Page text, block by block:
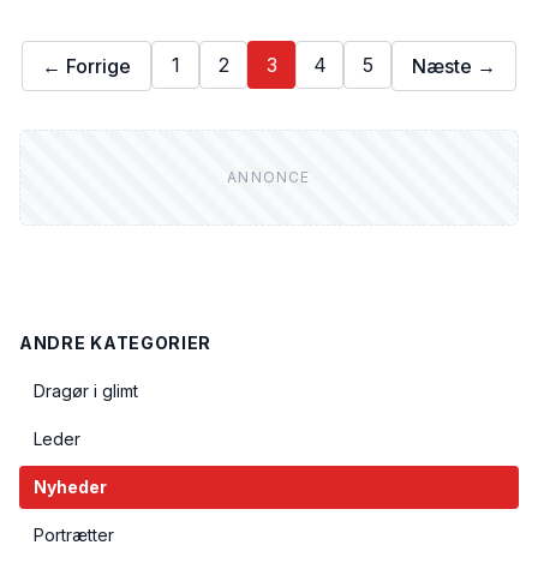
← Forrige 1 2 3 4 5 Næste →
ANDRE KATEGORIER
Dragør i glimt
Leder
Nyheder
Portrætter